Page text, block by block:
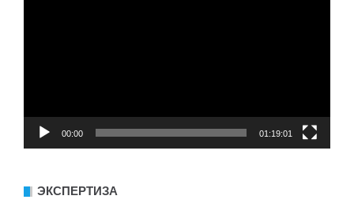
00:00 01:19:01
ЭКСПЕРТИЗА